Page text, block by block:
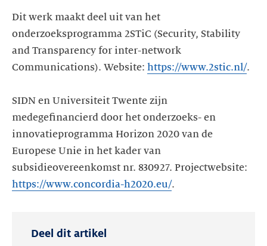
Dit werk maakt deel uit van het
onderzoeksprogramma 2STiC (Security, Stability
and Transparency for inter-network
Communications). Website: https://www.2stic.nl/.
SIDN en Universiteit Twente zijn
medegefinancierd door het onderzoeks- en
innovatieprogramma Horizon 2020 van de
Europese Unie in het kader van
subsidieovereenkomst nr. 830927. Projectwebsite:
https://www.concordia-h2020.eu/.
Deel dit artikel